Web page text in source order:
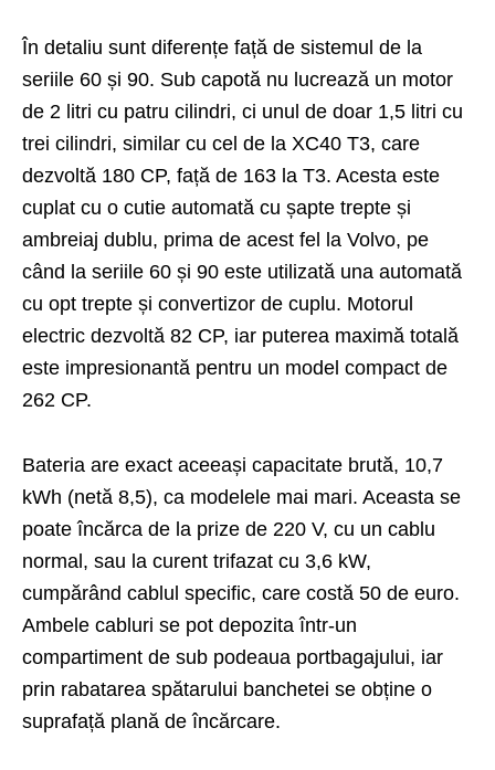
În detaliu sunt diferențe față de sistemul de la
seriile 60 și 90. Sub capotă nu lucrează un motor
de 2 litri cu patru cilindri, ci unul de doar 1,5 litri cu
trei cilindri, similar cu cel de la XC40 T3, care
dezvoltă 180 CP, față de 163 la T3. Acesta este
cuplat cu o cutie automată cu șapte trepte și
ambreiaj dublu, prima de acest fel la Volvo, pe
când la seriile 60 și 90 este utilizată una automată
cu opt trepte și convertizor de cuplu. Motorul
electric dezvoltă 82 CP, iar puterea maximă totală
este impresionantă pentru un model compact de
262 CP.
Bateria are exact aceeași capacitate brută, 10,7
kWh (netă 8,5), ca modelele mai mari. Aceasta se
poate încărca de la prize de 220 V, cu un cablu
normal, sau la curent trifazat cu 3,6 kW,
cumpărând cablul specific, care costă 50 de euro.
Ambele cabluri se pot depozita într-un
compartiment de sub podeaua portbagajului, iar
prin rabatarea spătarului banchetei se obține o
suprafață plană de încărcare.